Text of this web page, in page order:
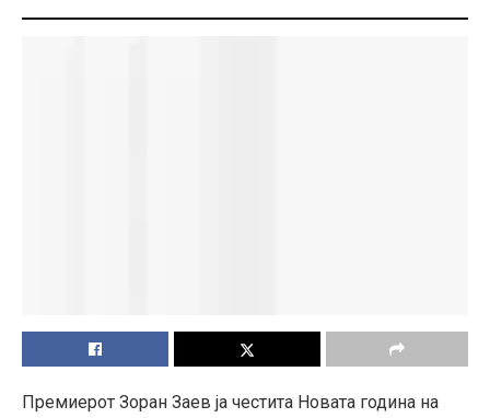
Премиерот Зоран Заев ја честита Новата година на